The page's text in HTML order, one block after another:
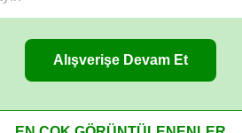
Alışverişe Devam Et